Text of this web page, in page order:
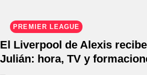
PREMIER LEAGUE
El Liverpool de Alexis
Julián: hora, TV y